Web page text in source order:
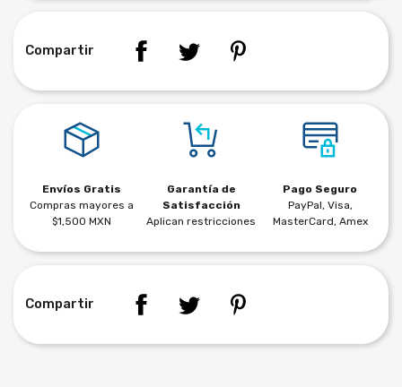
Compartir
Envíos Gratis
Compras mayores a
$1,500 MXN
Garantía de
Satisfacción
Aplican restricciones
Pago Seguro
PayPal, Visa,
MasterCard, Amex
Compartir